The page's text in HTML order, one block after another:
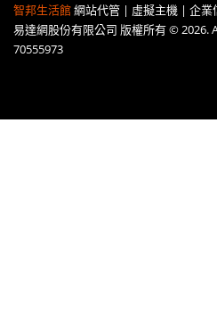
智邦生活館網站代管 | 虛擬主機 | 企業
易達網股份有限公司 版權所有 ©
70555973